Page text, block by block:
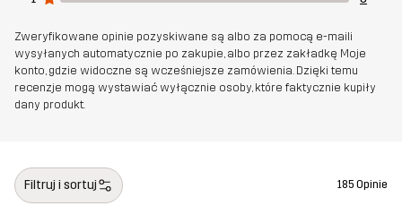
Zweryfikowane opinie pozyskiwane są albo za pomocą e-maili
wysyłanych automatycznie po zakupie, albo przez zakładkę Moje
konto, gdzie widoczne są wcześniejsze zamówienia. Dzięki temu
recenzje mogą wystawiać wyłącznie osoby, które faktycznie kupiły
dany produkt.
Filtruj i sortuj 185 Opinie